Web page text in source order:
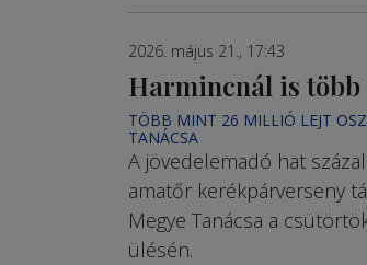
2026. május 21., 17:43
Harmincnál is
TÖBB MINT 26 MILLIÓ LEJT
TANÁCSA
A jövedelemadó hat
amatőr kerékpárverseny
Megye Tanácsa a
ülésén.